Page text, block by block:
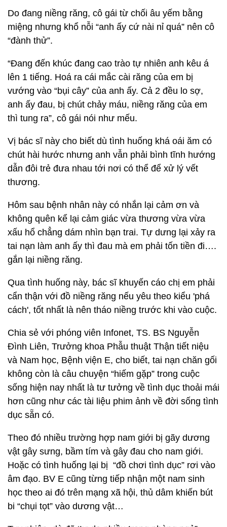
Do đang niềng răng, cô gái từ chối âu yếm bằng
miệng nhưng khổ nỗi “anh ấy cứ nài nỉ quá” nên cô
“đành thử”.
“Đang đến khúc đang cao trào tự nhiên anh kêu á
lên 1 tiếng. Hoá ra cái mắc cài răng của em bị
vướng vào “bụi cây” của anh ấy. Cả 2 đều lo sợ,
anh ấy đau, bị chút chảy máu, niềng răng của em
thì tung ra”, cô gái nói như mếu.
Vị bác sĩ này cho biết dù tình huống khá oái ăm có
chút hài hước nhưng anh vẫn phải bình tĩnh hướng
dẫn đôi trẻ đưa nhau tới nơi có thể để xử lý vết
thương.
Hôm sau bệnh nhân này có nhắn lại cảm ơn và
không quên kể lại cảm giác vừa thương vừa vừa
xấu hổ chẳng dám nhìn bạn trai. Tự dưng lại xảy ra
tai nạn làm anh ấy thì đau mà em phải tốn tiền đi….
gắn lại niềng răng.
Qua tình huống này, bác sĩ khuyến cáo chị em phải
cẩn thận với đồ niềng răng nếu yêu theo kiểu 'phá
cách', tốt nhất là nên tháo niềng trước khi vào cuộc.
Chia sẻ với phóng viên Infonet, TS. BS Nguyễn
Đình Liên, Trưởng khoa Phẫu thuật Thận tiết niệu
và Nam học, Bệnh viện E, cho biết, tai nạn chăn gối
không còn là câu chuyện “hiếm gặp” trong cuộc
sống hiện nay nhất là tư tưởng về tình dục thoải mái
hơn cũng như các tài liệu phim ảnh về đời sống tình
dục sẵn có.
Theo đó nhiều trường hợp nam giới bị gãy dương
vật gây sưng, bầm tím và gây đau cho nam giới.
Hoặc có tình huống lại bị “đồ chơi tình dục” rơi vào
âm đạo. BV E cũng từng tiếp nhận một nam sinh
học theo ai đó trên mạng xã hội, thủ dâm khiến bút
bi “chụi tọt” vào dương vật…